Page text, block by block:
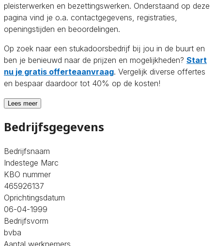
pleisterwerken en bezettingswerken. Onderstaand op deze
pagina vind je o.a. contactgegevens, registraties,
openingstijden en beoordelingen.
Op zoek naar een stukadoorsbedrijf bij jou in de buurt en
ben je benieuwd naar de prijzen en mogelijkheden? Start
nu je gratis offerteaanvraag. Vergelijk diverse offertes
en bespaar daardoor tot 40% op de kosten!
Lees meer
Bedrijfsgegevens
Bedrijfsnaam
Indestege Marc
KBO nummer
465926137
Oprichtingsdatum
06-04-1999
Bedrijfsvorm
bvba
Aantal werknemers